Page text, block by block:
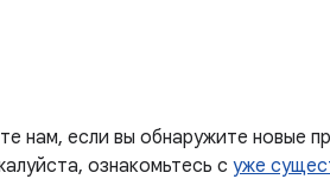
нам, если вы обнаружите новые
ознакомьтесь с уже